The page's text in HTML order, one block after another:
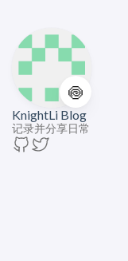
🍥
KnightLi Blog
记录并分享日常